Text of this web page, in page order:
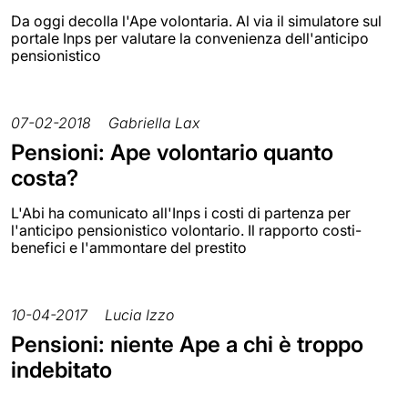
Da oggi decolla l'Ape volontaria. Al via il simulatore sul
portale Inps per valutare la convenienza dell'anticipo
pensionistico
07-02-2018 Gabriella Lax
Pensioni: Ape volontario quanto
costa?
L'Abi ha comunicato all'Inps i costi di partenza per
l'anticipo pensionistico volontario. Il rapporto costi-
benefici e l'ammontare del prestito
10-04-2017 Lucia Izzo
Pensioni: niente Ape a chi è troppo
indebitato